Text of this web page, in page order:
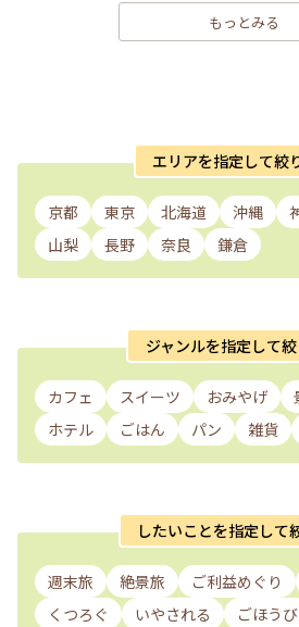
もっとみる
エリアを指定して絞
京都 東京 北海道 沖縄
山梨
長野 奈良 鎌倉
ジャンルを指定して
カフェ スイーツ おみやげ
ホテル
ごはん パン 雑貨
したいことを指定して
週末旅 絶景旅 ご利益めぐり
くつろぐ
いやされる ごほうび